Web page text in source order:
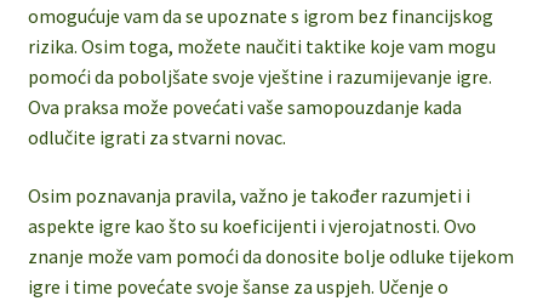
omogućuje vam da se upoznate s igrom bez financijskog
rizika. Osim toga, možete naučiti taktike koje vam mogu
pomoći da poboljšate svoje vještine i razumijevanje igre.
Ova praksa može povećati vaše samopouzdanje kada
odlučite igrati za stvarni novac.
Osim poznavanja pravila, važno je također razumjeti i
aspekte igre kao što su koeficijenti i vjerojatnosti. Ovo
znanje može vam pomoći da donosite bolje odluke tijekom
igre i time povećate svoje šanse za uspjeh. Učenje o